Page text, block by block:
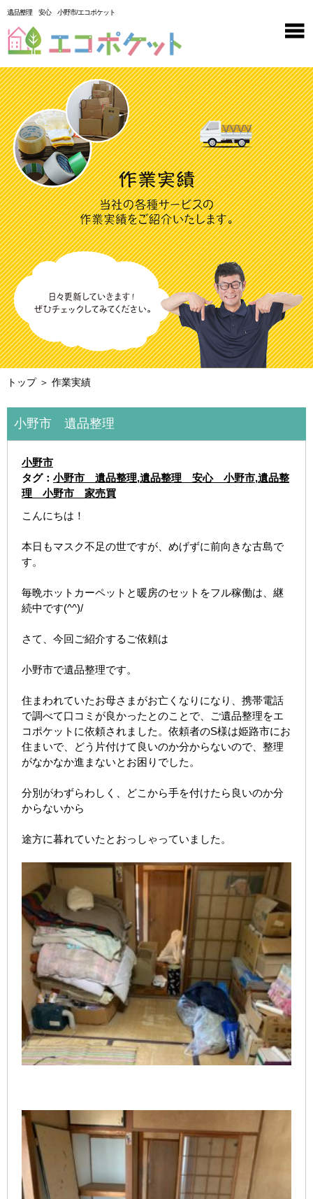
遺品整理 安心 小野市/エコポケット
トップ＞ 作業実績
小野市 遺品整理
小野市
タグ： 小野市 遺品整理,遺品整理 安心 小野市,遺品整
理 小野市 家売買
こんにちは！
本日もマスク不足の世ですが、めげずに前向きな古島で
す。
毎晩ホットカーペットと暖房のセットをフル稼働は、継
続中です(^^)/
さて、今回ご紹介するご依頼は
小野市で遺品整理です。
住まわれていたお母さまがお亡くなりになり、携帯電話
で調べて口コミが良かったとのことで、ご遺品整理をエ
コポケットに依頼されました。依頼者のS様は姫路市にお
住まいで、どう片付けて良いのか分からないので、整理
がなかなか進まないとお困りでした。
分別がわずらわしく、どこから手を付けたら良いのか分
からないから
途方に暮れていたとおっしゃっていました。